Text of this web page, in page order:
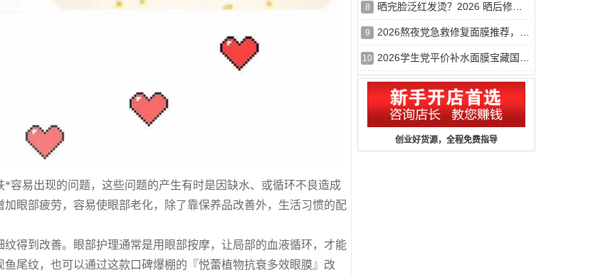
容易出现的问题，这些问题的产生有时是因缺水、或循环不良造成
眼部疲劳，容易使眼部老化，除了靠保养品改善外，生活习惯的配
得到改善。眼部护理通常是用眼部按摩，让局部的血液循环，才能
尾纹，也可以通过这款口碑爆棚的『悦蕾植物抗衰多效眼膜』改
8 晒完脸泛红发烫？2026 晒后修复面膜推荐，舒缓泛红补水面膜哪
9 2026熬夜党急救修复面膜推荐，抗氧化褪暗沉熬夜不垮脸
10 2026学生党平价补水面膜宝藏国货小众品牌大公开，好用又便宜
创业好货源，全程免费指导